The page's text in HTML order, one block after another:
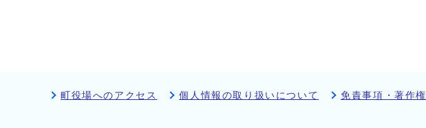
町役場へのアクセス
個人情報の取り扱いについて 免責事項・著作権